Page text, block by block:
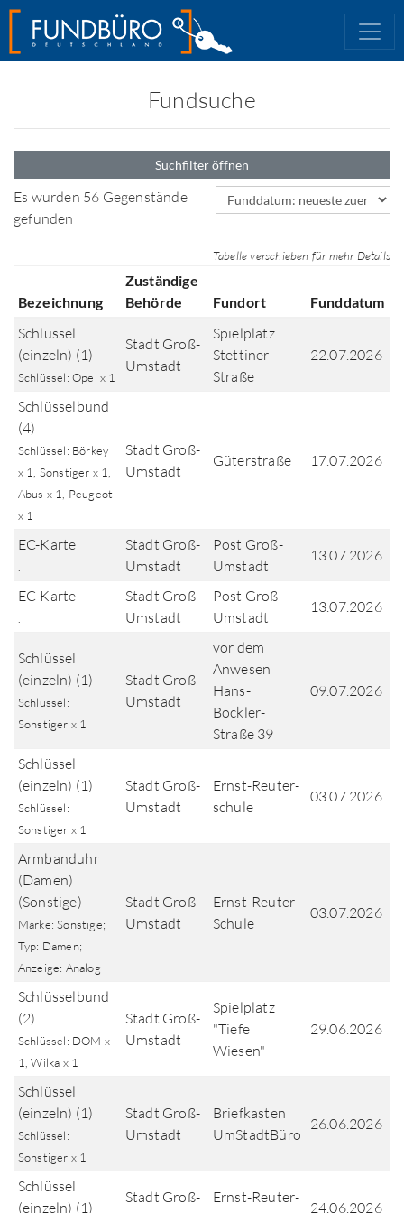
Fundsuche
Suchfilter öffnen
Es wurden 56 Gegenstände
gefunden
Sortierfeld
Tabelle verschieben für mehr Details
Bezeichnung
Zuständige
Behörde
Fundort Funddatum
Schlüssel
(einzeln) (1)
Schlüssel: Opel x 1
Stadt Groß-
Umstadt
Spielplatz
Stettiner
Straße
22.07.2026
Schlüsselbund
(4)
Schlüssel: Börkey
x 1, Sonstiger x 1,
Abus x 1, Peugeot
x 1
Stadt Groß-
Umstadt
Güterstraße 17.07.2026
EC-Karte
Stadt Groß-
Umstadt
Post Groß-
Umstadt
13.07.2026
EC-Karte
Stadt Groß-
Umstadt
Post Groß-
Umstadt
13.07.2026
Schlüssel
(einzeln) (1)
Schlüssel:
Sonstiger x 1
Stadt Groß-
Umstadt
vor dem
Anwesen
Hans-
Böckler-
Straße 39
09.07.2026
Schlüssel
(einzeln) (1)
Schlüssel:
Sonstiger x 1
Stadt Groß-
Umstadt
Ernst-Reuter-
schule
03.07.2026
Armbanduhr
(Damen)
(Sonstige)
Marke: Sonstige;
Typ: Damen;
Anzeige: Analog
Stadt Groß-
Umstadt
Ernst-Reuter-
Schule
03.07.2026
Schlüsselbund
(2)
Schlüssel: DOM x
1, Wilka x 1
Stadt Groß-
Umstadt
Spielplatz
"Tiefe
Wiesen"
29.06.2026
Schlüssel
(einzeln) (1)
Schlüssel:
Sonstiger x 1
Stadt Groß-
Umstadt
Briefkasten
UmStadtBüro
26.06.2026
Schlüssel
(einzeln) (1)
Stadt Groß-
Ernst-Reuter-
24.06.2026